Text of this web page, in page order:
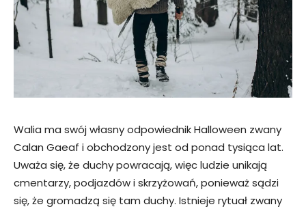
Walia ma swój własny odpowiednik Halloween zwany
Calan Gaeaf i obchodzony jest od ponad tysiąca lat.
Uważa się, że duchy powracają, więc ludzie unikają
cmentarzy, podjazdów i skrzyżowań, ponieważ sądzi
się, że gromadzą się tam duchy. Istnieje rytuał zwany